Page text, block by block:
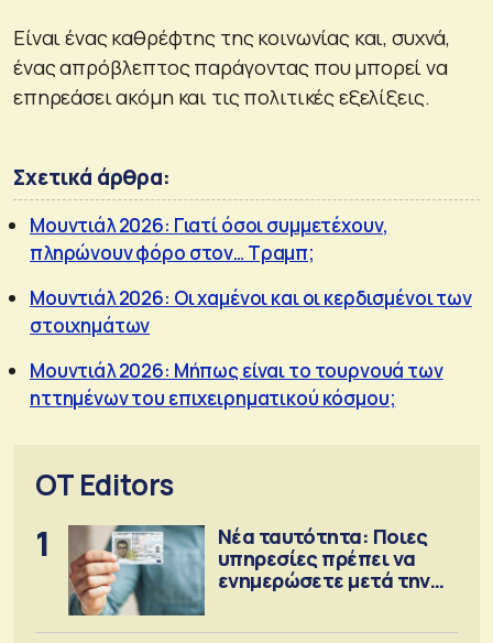
Είναι ένας καθρέφτης της κοινωνίας και, συχνά,
ένας απρόβλεπτος παράγοντας που μπορεί να
επηρεάσει ακόμη και τις πολιτικές εξελίξεις.
Σχετικά άρθρα:
Μουντιάλ 2026: Γιατί όσοι συμμετέχουν,
πληρώνουν φόρο στον… Τραμπ;
Μουντιάλ 2026: Οι χαμένοι και οι κερδισμένοι των
στοιχημάτων
Μουντιάλ 2026: Μήπως είναι το τουρνουά των
ηττημένων του επιχειρηματικού κόσμου;
OT Editors
1
Νέα ταυτότητα: Ποιες
υπηρεσίες πρέπει να
ενημερώσετε μετά την